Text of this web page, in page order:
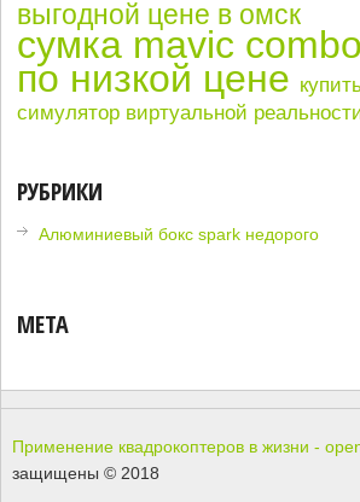
выгодной цене в омск
сумка mavic combo
по низкой цене
симулятор виртуальной
РУБРИКИ
Алюминиевый бокс spark недорого
МЕТА
Применение квадрокоптеров в жизни -
защищены © 2018